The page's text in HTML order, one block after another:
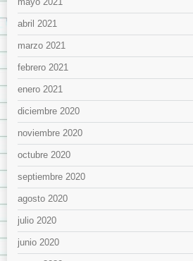
abril 2021
marzo 2021
febrero 2021
enero 2021
diciembre 2020
noviembre 2020
octubre 2020
septiembre 2020
agosto 2020
julio 2020
junio 2020